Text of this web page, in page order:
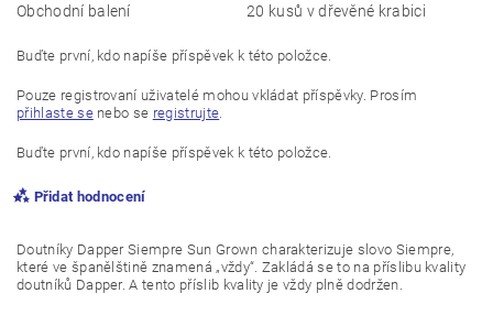
Obchodní balení
20 kusů v dřevěné krabici
Buďte první, kdo napíše příspěvek k této položce.
Pouze registrovaní uživatelé mohou vkládat příspěvky. Prosím
přihlaste senebo se registrujte
Buďte první, kdo napíše příspěvek k této položce.
Přidat hodnocení
Doutníky Dapper Siempre Sun Grown charakterizuje slovo Siempre,
které ve španělštině znamená „vždy“. Zakládá se to na příslibu kvality
doutníků Dapper. A tento příslib kvality je vždy plně dodržen.